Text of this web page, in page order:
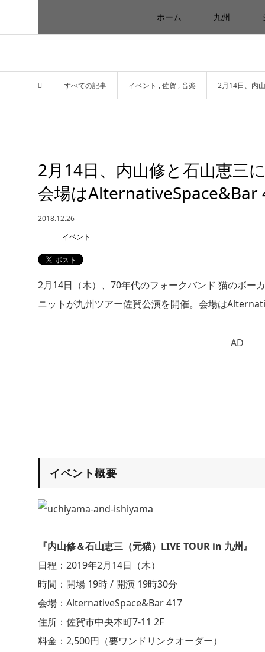
ホーム 九州
すべての記事 イベント ,佐賀 ,音楽 2月14日、内
2月14日、内山修と石山恵三
会場はAlternativeSpace&Bar
2018.12.26
イベント
2月14日（木）、70年代のフォークバンド 猫のボー
ニットが九州ツアー佐賀公演を開催。会場は
AD
イベント概要
『内山修＆石山恵三（元猫）LIVE TOUR in 九州』
日程：2019年2月14日（木）
時間：開場 19時 / 開演 19時30分
会場：AlternativeSpace&Bar 417
住所：佐賀市中央本町7-11 2F
料金：2,500円（要ワンドリンクオーダー）